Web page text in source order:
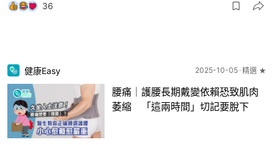
36
健康Easy 2025-10-05 精選 ★
腰痛｜護腰長期戴變依賴恐致肌肉
萎縮 「這兩時間」切記要脫下